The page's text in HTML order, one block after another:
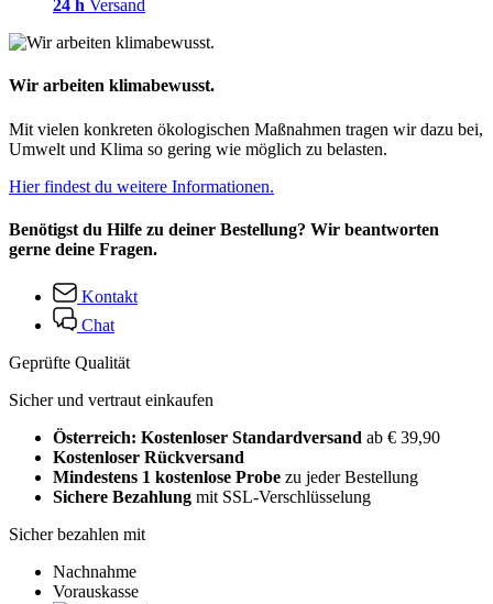
24 h Versand
Wir arbeiten klimabewusst.
Mit vielen konkreten ökologischen Maßnahmen tragen wir dazu bei,
Umwelt und Klima so gering wie möglich zu belasten.
Hier findest du weitere Informationen.
Benötigst du Hilfe zu deiner Bestellung? Wir beantworten
gerne deine Fragen.
Kontakt
Chat
Geprüfte Qualität
Sicher und vertraut einkaufen
Österreich: Kostenloser Standardversand ab € 39,90
Kostenloser Rückversand
Mindestens 1 kostenlose Probe zu jeder Bestellung
Sichere Bezahlung mit SSL-Verschlüsselung
Sicher bezahlen mit
Nachnahme
Vorauskasse